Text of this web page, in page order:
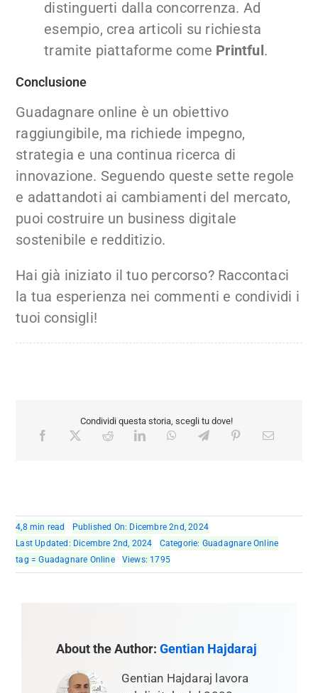
distinguerti dalla concorrenza. Ad
esempio, crea articoli su richiesta
tramite piattaforme come Printful .
Conclusione
Guadagnare online è un obiettivo
raggiungibile, ma richiede impegno,
strategia e una continua ricerca di
innovazione. Seguendo queste sette regole
e adattandoti ai cambiamenti del mercato,
puoi costruire un business digitale
sostenibile e redditizio.
Hai già iniziato il tuo percorso? Raccontaci
la tua esperienza nei commenti e condividi i
tuoi consigli!
Condividi questa storia, scegli tu dove!
4,8 min read
Published On: Dicembre 2nd, 2024
Last Updated: Dicembre 2nd, 2024
Categorie: Guadagnare Online
tag =Guadagnare Online Views: 1795
About the Author: Gentian Hajdaraj
Gentian Hajdaraj lavora